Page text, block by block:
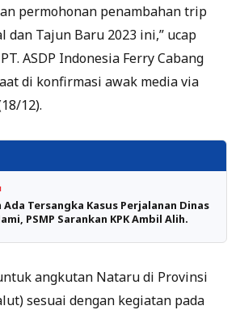
permohonan penambahan trip
dan Tajun Baru 2023 ini,” ucap
ASDP Indonesia Ferry Cabang
di konfirmasi awak media via
12).
Ada Tersangka Kasus Perjalanan Dinas
PSMP Sarankan KPK Ambil Alih.
angkutan Nataru di Provinsi
sesuai dengan kegiatan pada